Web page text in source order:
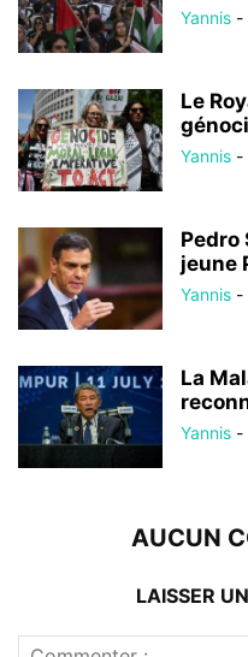
Yannis -
Le
Yannis -
Pedro
jeune
Yannis -
La
Yannis -
AUCUN
LAISSER